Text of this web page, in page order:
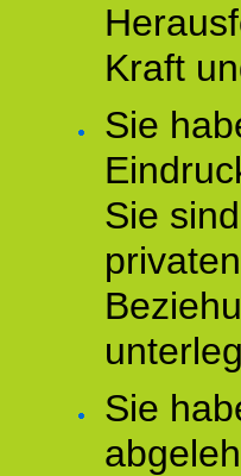
Kraft
Sie
Sie
Sie